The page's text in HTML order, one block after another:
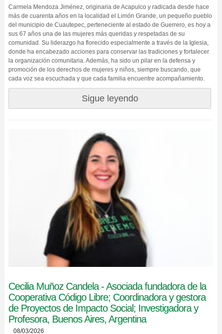
Carmela Mendoza Jiménez, originaria de Acapulco y radicada desde hace
más de cuarenta años en la localidad el Limón Grande, un pequeño pueblo
del municipio de Cuautepec, perteneciente al estado de Guerrero, es hoy a
sus 67 años una de las mujeres más queridas y respetadas de su
comunidad. Su liderazgo ha florecido especialmente a través de la Iglesia,
donde ha encabezado acciones para conservar las tradiciones y fortalecer
la organización comunitaria. Además, ha sido un pilar en la defensa y
promoción de los derechos de mujeres y niños, siempre buscando, que
cada voz sea escuchada y que cada familia encuentre acompañamiento.
Sigue leyendo
Cecilia Muñoz Candela - Asociada fundadora de la
Cooperativa Código Libre; Coordinadora y gestora
de Proyectos de Impacto Social; Investigadora y
Profesora, Buenos Aires, Argentina
08/03/2026